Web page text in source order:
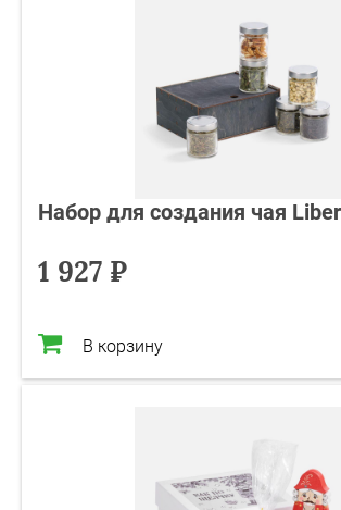
Набор для создания чая
1 927 ₽
В корзину